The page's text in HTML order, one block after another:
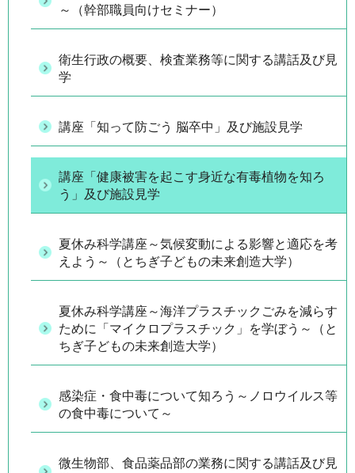
～（幹部職員向けセミナー）
衛生行政の概要、検査業務等に関する講話及び見
学
講座「知って防ごう 脳卒中」及び施設見学
講座「健康被害を起こす身近な有毒植物を知ろ
う」及び施設見学
夏休み科学講座～気候変動による影響と適応を考
えよう～（とちぎ子どもの未来創造大学）
夏休み科学講座～海洋プラスチックごみを減らす
ために「マイクロプラスチック」を学ぼう～（と
ちぎ子どもの未来創造大学）
感染症・食中毒について知ろう～ノロウイルス等
の食中毒について～
微生物部、食品薬品部の業務に関する講話及び見